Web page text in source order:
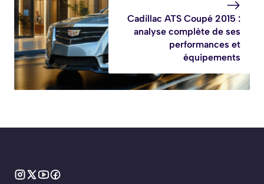
Cadillac ATS Coupé 2015 :
analyse complète de ses
performances et
équipements